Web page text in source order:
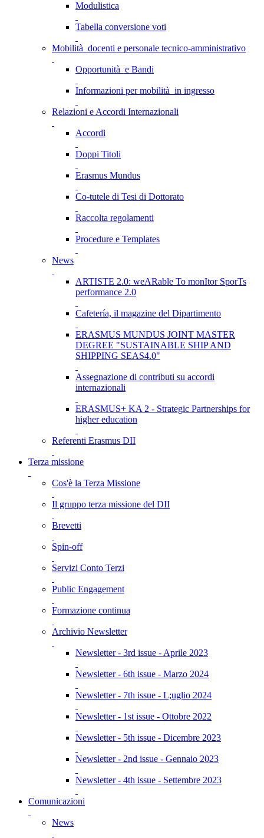
Modulistica
Tabella conversione voti
Mobilità docenti e personale tecnico-amministrativo
Opportunità e Bandi
Informazioni per mobilità in ingresso
Relazioni e Accordi Internazionali
Accordi
Doppi Titoli
Erasmus Mundus
Co-tutele di Tesi di Dottorato
Raccolta regolamenti
Procedure e Templates
News
ARTISTE 2.0: weARable To monItor SporTs
performance 2.0
Cafetería, il magazine del Dipartimento
ERASMUS MUNDUS JOINT MASTER
DEGREE "SUSTAINABLE SHIP AND
SHIPPING SEAS4.0"
Assegnazione di contributi su accordi
internazionali
ERASMUS+ KA 2 - Strategic Partnerships for
higher education
Referenti Erasmus DII
Terza missione
Cos'è la Terza Missione
Il gruppo terza missione del DII
Brevetti
Spin-off
Servizi Conto Terzi
Public Engagement
Formazione continua
Archivio Newsletter
Newsletter - 3rd issue - Aprile 2023
Newsletter - 6th issue - Marzo 2024
Newsletter - 7th issue - L;uglio 2024
Newsletter - 1st issue - Ottobre 2022
Newsletter - 5th issue - Dicembre 2023
Newsletter - 2nd issue - Gennaio 2023
Newsletter - 4th issue - Settembre 2023
Comunicazioni
News